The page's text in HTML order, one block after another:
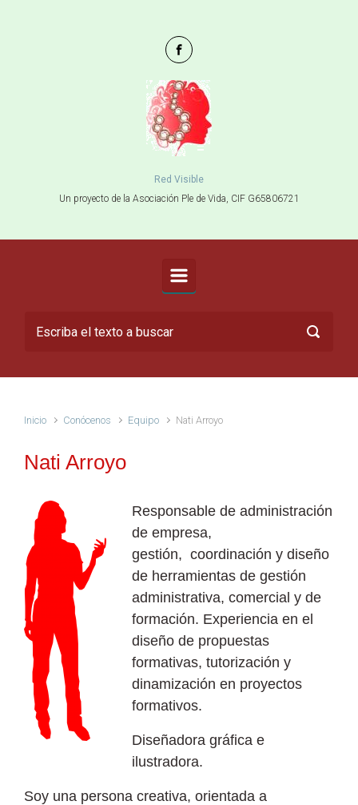
Red Visible
Un proyecto de la Asociación Ple de Vida, CIF G65806721
Inicio Conócenos Equipo Nati Arroyo
Nati Arroyo
Responsable de administración
de empresa,
gestión, coordinación y diseño
de herramientas de gestión
administrativa, comercial y de
formación. Experiencia en el
diseño de propuestas
formativas, tutorización y
dinamización en proyectos
formativos.
Diseñadora gráfica e
ilustradora.
Soy una persona creativa, orientada a